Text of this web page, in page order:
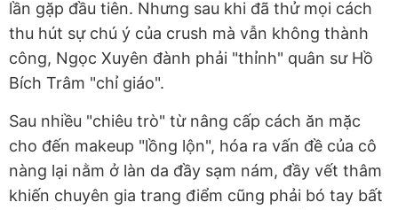
lần gặp đầu tiên. Nhưng sau khi đã thử mọi cách
thu hút sự chú ý của crush mà vẫn không thành
công, Ngọc Xuyên đành phải "thỉnh" quân sư Hồ
Bích Trâm "chỉ giáo".
Sau nhiều "chiêu trò" từ nâng cấp cách ăn mặc
cho đến makeup "lồng lộn", hóa ra vấn đề của cô
nàng lại nằm ở làn da đầy sạm nám, đầy vết thâm
khiến chuyên gia trang điểm cũng phải bó tay bất